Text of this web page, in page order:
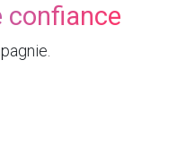
confiance